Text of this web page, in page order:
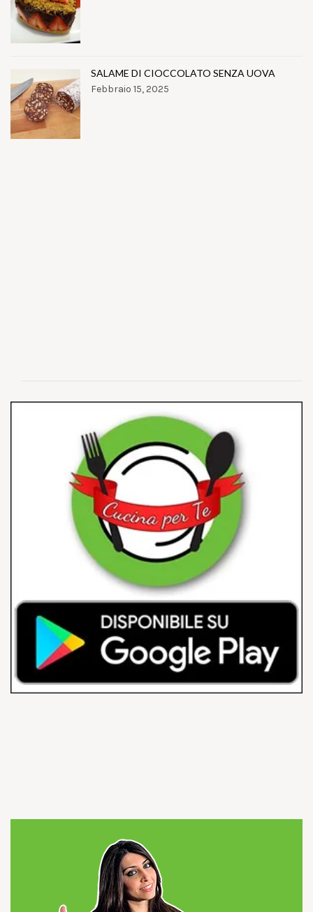
SALAME DI CIOCCOLATO SENZA UOVA
Febbraio 15, 2025